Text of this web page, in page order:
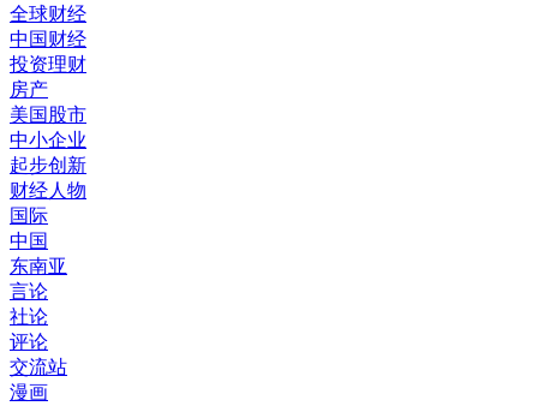
全球财经
中国财经
投资理财
房产
美国股市
中小企业
起步创新
财经人物
国际
中国
东南亚
言论
社论
评论
交流站
漫画